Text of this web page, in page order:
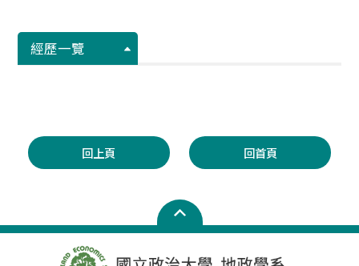
經歷一覽
回上頁 回首頁